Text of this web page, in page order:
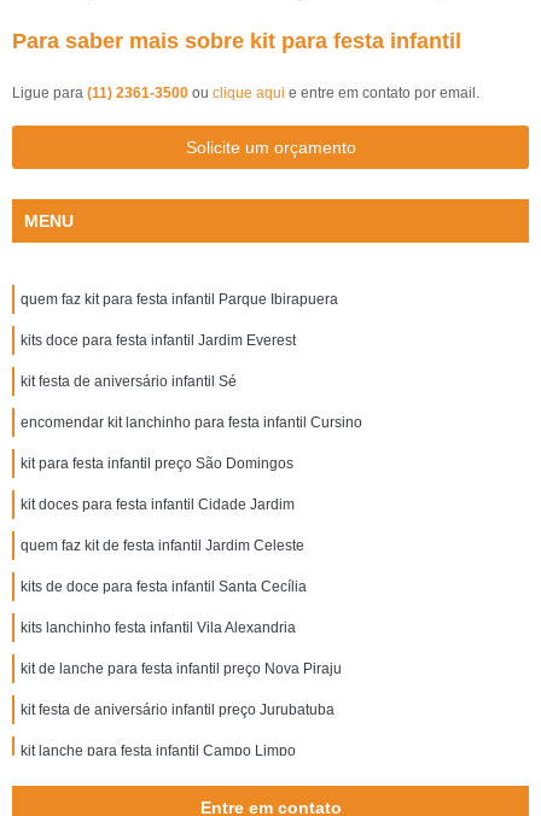
Para saber mais sobre kit para festa infantil
Ligue para (11) 2361-3500 ou clique aqui e entre em contato por email.
Solicite um orçamento
MENU
quem faz kit para festa infantil Parque Ibirapuera
kits doce para festa infantil Jardim Everest
kit festa de aniversário infantil Sé
encomendar kit lanchinho para festa infantil Cursino
kit para festa infantil preço São Domingos
kit doces para festa infantil Cidade Jardim
quem faz kit de festa infantil Jardim Celeste
kits de doce para festa infantil Santa Cecília
kits lanchinho festa infantil Vila Alexandria
kit de lanche para festa infantil preço Nova Piraju
kit festa de aniversário infantil preço Jurubatuba
kit lanche para festa infantil Campo Limpo
Entre em contato